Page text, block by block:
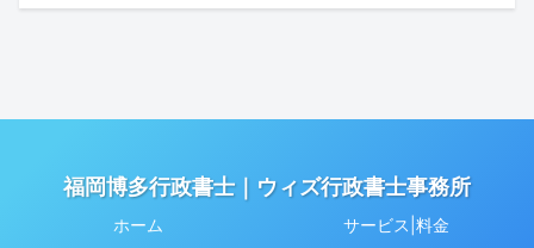
福岡博多行政書士｜ウィズ行政書士事務所
ホーム サービス|料金